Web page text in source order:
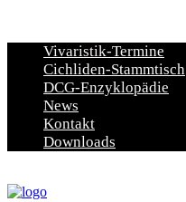
Vivaristik-Termine
Cichliden-Stammtisch
DCG-Enzyklopädie
News
Kontakt
Downloads